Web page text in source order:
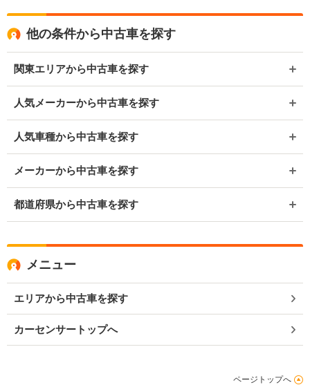
他の条件から中古車を探す
関東エリアから中古車を探す
人気メーカーから中古車を探す
人気車種から中古車を探す
メーカーから中古車を探す
都道府県から中古車を探す
メニュー
エリアから中古車を探す
カーセンサートップへ
ページトップへ